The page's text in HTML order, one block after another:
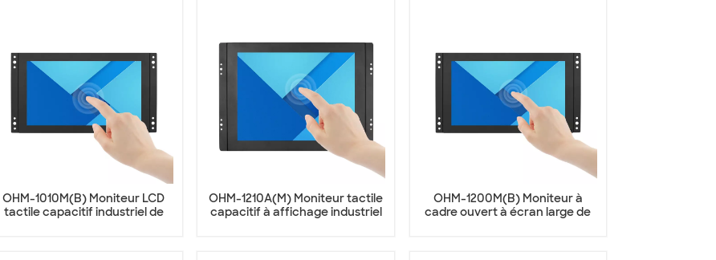
OHM-1010M(B) Moniteur LCD
tactile capacitif industriel de
OHM-1210A(M) Moniteur tactile
capacitif à affichage industriel
OHM-1200M(B) Moniteur à
cadre ouvert à écran large de